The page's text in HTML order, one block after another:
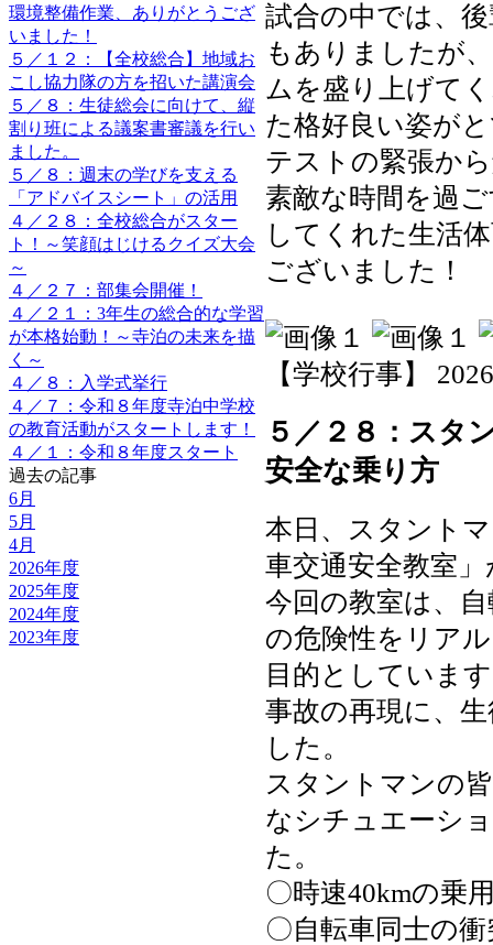
環境整備作業、ありがとうござ
いました！
５／１２：【全校総合】地域お
こし協力隊の方を招いた講演会
５／８：生徒総会に向けて、縦
割り班による議案書審議を行い
ました。
５／８：週末の学びを支える
「アドバイスシート」の活用
４／２８：全校総合がスター
ト！～笑顔はじけるクイズ大会
～
４／２７：部集会開催！
４／２１：3年生の総合的な学習
が本格始動！～寺泊の未来を描
く～
４／８：入学式挙行
４／７：令和８年度寺泊中学校
の教育活動がスタートします！
４／１：令和８年度スタート
過去の記事
6月
5月
4月
2026年度
2025年度
2024年度
2023年度
試合の中では、
もありましたが
ムを盛り上げて
た格好良い姿が
テストの緊張か
素敵な時間を過
してくれた生活
ございました！
【学校行事】
５／２８：スタ
安全な乗り方
本日、スタント
車交通安全教室
今回の教室は、
の危険性をリア
目的としていま
事故の再現に、
した。
スタントマンの
なシチュエーシ
た。
〇時速40kmの乗
〇自転車同士の